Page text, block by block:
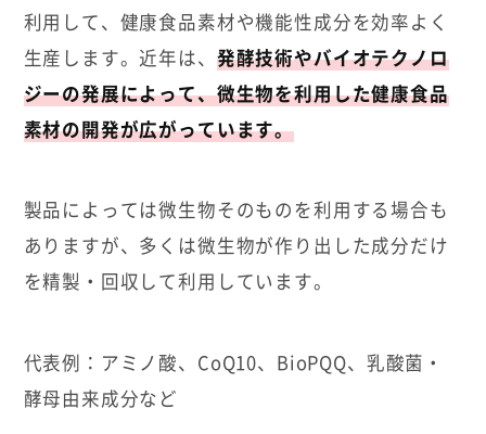
利用して、健康食品素材や機能性成分を効率よく
生産します。近年は、 発酵技術やバイオテクノロ
ジーの発展によって、微生物を利用した健康食品
素材の開発が広がっています。
製品によっては微生物そのものを利用する場合も
ありますが、多くは微生物が作り出した成分だけ
を精製・回収して利用しています。
代表例：アミノ酸、CoQ10、BioPQQ、乳酸菌・
酵母由来成分など